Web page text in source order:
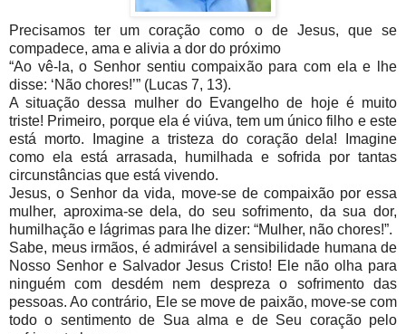
Precisamos ter um coração como o de Jesus, que se
compadece, ama e alivia a dor do próximo
“Ao vê-la, o Senhor sentiu compaixão para com ela e lhe
disse: ‘Não chores!’” (Lucas 7, 13).
A situação dessa mulher do Evangelho de hoje é muito
triste! Primeiro, porque ela é viúva, tem um único filho e este
está morto. Imagine a tristeza do coração dela! Imagine
como ela está arrasada, humilhada e sofrida por tantas
circunstâncias que está vivendo.
Jesus, o Senhor da vida, move-se de compaixão por essa
mulher, aproxima-se dela, do seu sofrimento, da sua dor,
humilhação e lágrimas para lhe dizer: “Mulher, não chores!”.
Sabe, meus irmãos, é admirável a sensibilidade humana de
Nosso Senhor e Salvador Jesus Cristo! Ele não olha para
ninguém com desdém nem despreza o sofrimento das
pessoas. Ao contrário, Ele se move de paixão, move-se com
todo o sentimento de Sua alma e de Seu coração pelo